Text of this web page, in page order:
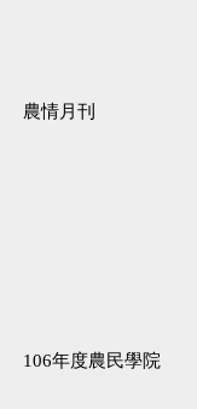
農情月刊
106年度農民學院